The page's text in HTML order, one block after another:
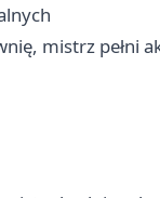
mistrz pełni